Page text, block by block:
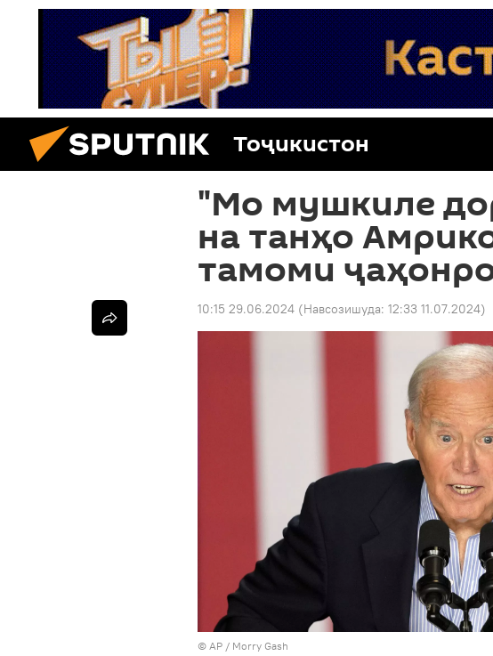
Тоҷикистон
"Мо мушкиле
на танҳо
тамоми
10:15 29.06.2024 (Навсозишуда: 12:33 11.07.2024)
© AP / Morry Gash